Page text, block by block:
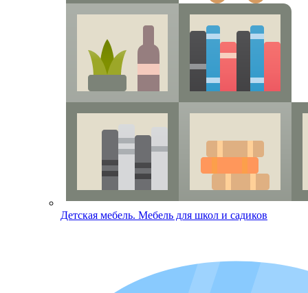
Детская мебель. Мебель для школ и садиков